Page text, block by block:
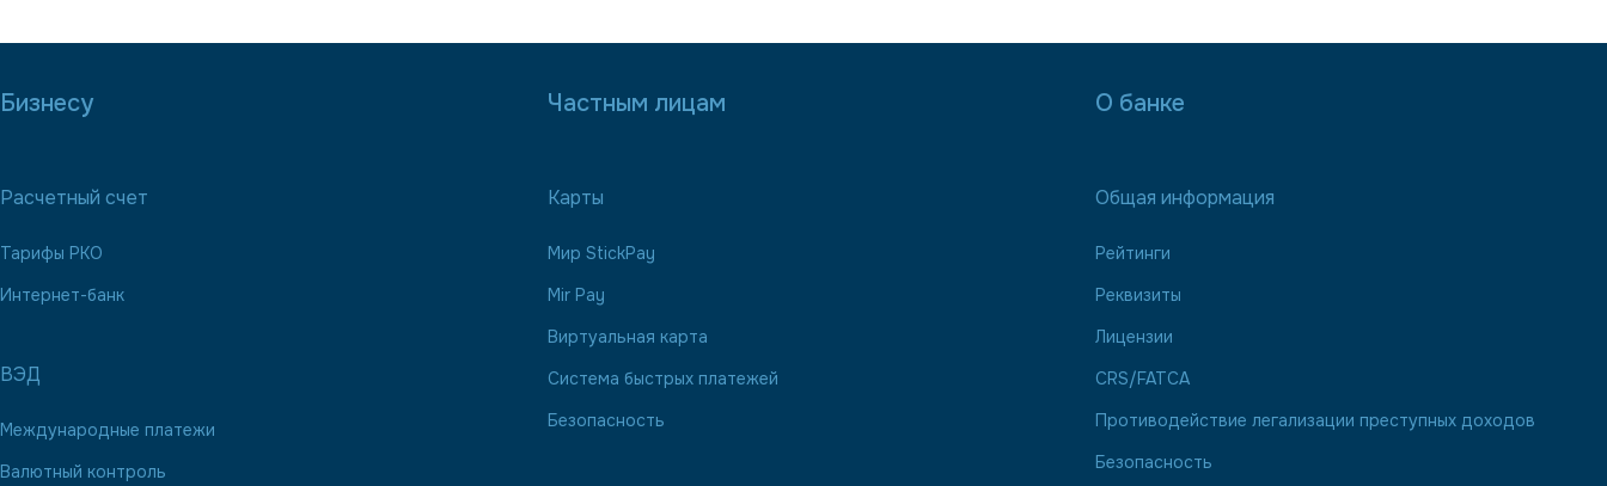
Бизнесу
Расчетный счет
Тарифы РКО
Интернет-банк
ВЭД
Международные платежи
Валютный контроль
Частным лицам
Карты
Мир StickPay
Mir Pay
Виртуальная карта
Система быстрых платежей
Безопасность
О банке
Общая информация
Рейтинги
Реквизиты
Лицензии
CRS/FATCA
Противодействие легализации преступных доходов
Безопасность